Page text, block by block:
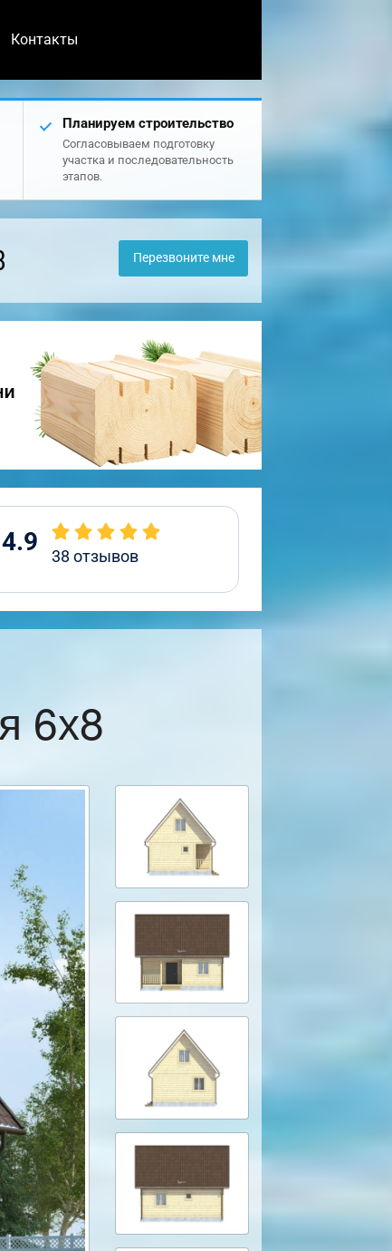
Контакты
Планируем строительство
Согласовываем подготовку
участка и последовательность
этапов.
Перезвоните мне
4.9 38 отзывов
6х8